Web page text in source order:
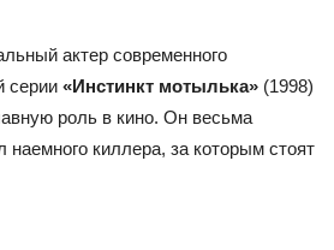
актер современного
серии «Инстинкт мотылька» (1998)
роль в кино. Он весьма
наемного киллера, за которым стоят